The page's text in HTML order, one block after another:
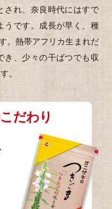
され、奈良時代にはすで
うです。成長が早く、種
。熱帯アフリカ生まれだ
き、少々の干ばつでも収
。
だわり